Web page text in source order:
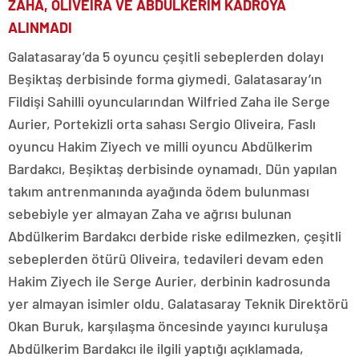
ZAHA, OLIVEIRA VE ABDÜLKERİM KADROYA
ALINMADI
Galatasaray’da 5 oyuncu çeşitli sebeplerden dolayı
Beşiktaş derbisinde forma giymedi. Galatasaray’ın
Fildişi Sahilli oyuncularından Wilfried Zaha ile Serge
Aurier, Portekizli orta sahası Sergio Oliveira, Faslı
oyuncu Hakim Ziyech ve milli oyuncu Abdülkerim
Bardakcı, Beşiktaş derbisinde oynamadı. Dün yapılan
takım antrenmanında ayağında ödem bulunması
sebebiyle yer almayan Zaha ve ağrısı bulunan
Abdülkerim Bardakcı derbide riske edilmezken, çeşitli
sebeplerden ötürü Oliveira, tedavileri devam eden
Hakim Ziyech ile Serge Aurier, derbinin kadrosunda
yer almayan isimler oldu. Galatasaray Teknik Direktörü
Okan Buruk, karşılaşma öncesinde yayıncı kuruluşa
Abdülkerim Bardakcı ile ilgili yaptığı açıklamada,